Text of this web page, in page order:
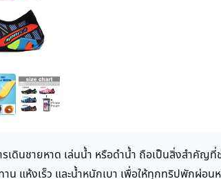
รเดินชายหาด เล่นน้ำ หรือดำน้ำ ถือเป็นสิ่งสำคั
แห้งเร็ว และน้ำหนักเบา เพื่อให้ทุกทริปพักผ่อ